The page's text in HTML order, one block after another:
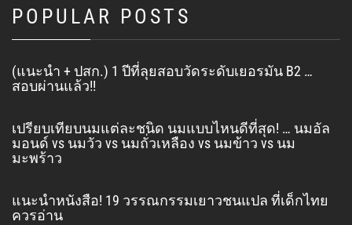
POPULAR POSTS
(แนะนำ + ปสก.) 1 ปีที่ลุยสอบวัดระดับเยอรมัน B2 …
สอบผ่านแล้ว!!
เปรียบเทียบนมแต่ละชนิด นมแบบไหนดีที่สุด! … นมอัล
มอนด์ vs นมวัว vs นมถั่วเหลือง vs นมข้าว vs นม
มะพร้าว
แนะนำหนังสือ! 19 วรรณกรรมเยาวชนแปล ที่เด็กไทย
ควรอ่าน